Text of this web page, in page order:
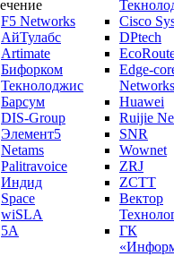
F5 Networks
АйТулабс
Artimate
Бифорком
Текнолоджис
Барсум
DIS-Group
Элемент5
Netams
Palitravoice
Индид
Space
wiSLA
5A
Cisco
DPtech
Edge-
Networks
Huawei
Ruijie
SNR
Wownet
ZRJ
ZCTT
Вектор
ГК